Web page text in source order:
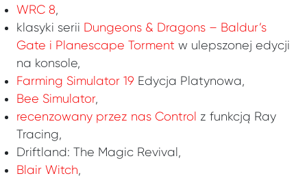
WRC 8,
klasyki serii Dungeons & Dragons – Baldur’s
Gate i Planescape Torment w ulepszonej edycji
na konsole,
Farming Simulator 19 Edycja Platynowa,
Bee Simulator,
recenzowany przez nas Control z funkcją Ray
Tracing,
Driftland: The Magic Revival,
Blair Witch,